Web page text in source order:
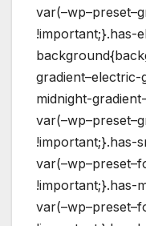
!important;}.has-
midnight-
!important;}.has-
!important;}.has-